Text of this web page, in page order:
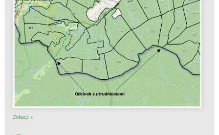
Zobacz »